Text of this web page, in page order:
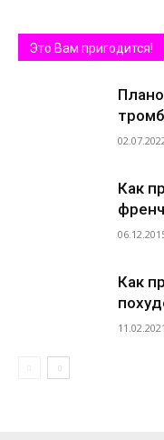
Это Вам пригодится!
Как
френч
Как
11.02.2021